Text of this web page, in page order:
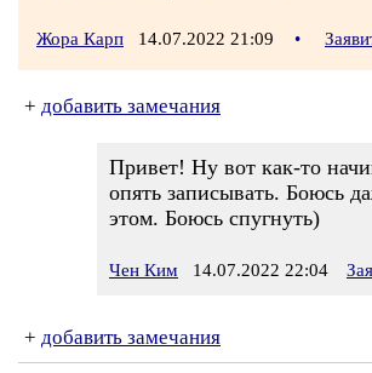
Жора Карп 14.07.2022 21:09 •
+ добавить замечания
Привет! Ну вот как-то
опять записывать. Боюсь
этом. Боюсь спугнуть)
Чен Ким 14.07.2022 22:04
+ добавить замечания